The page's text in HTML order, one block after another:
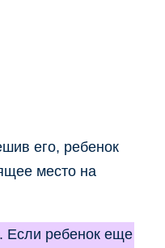
его, ребенок
место на
Если ребенок еще